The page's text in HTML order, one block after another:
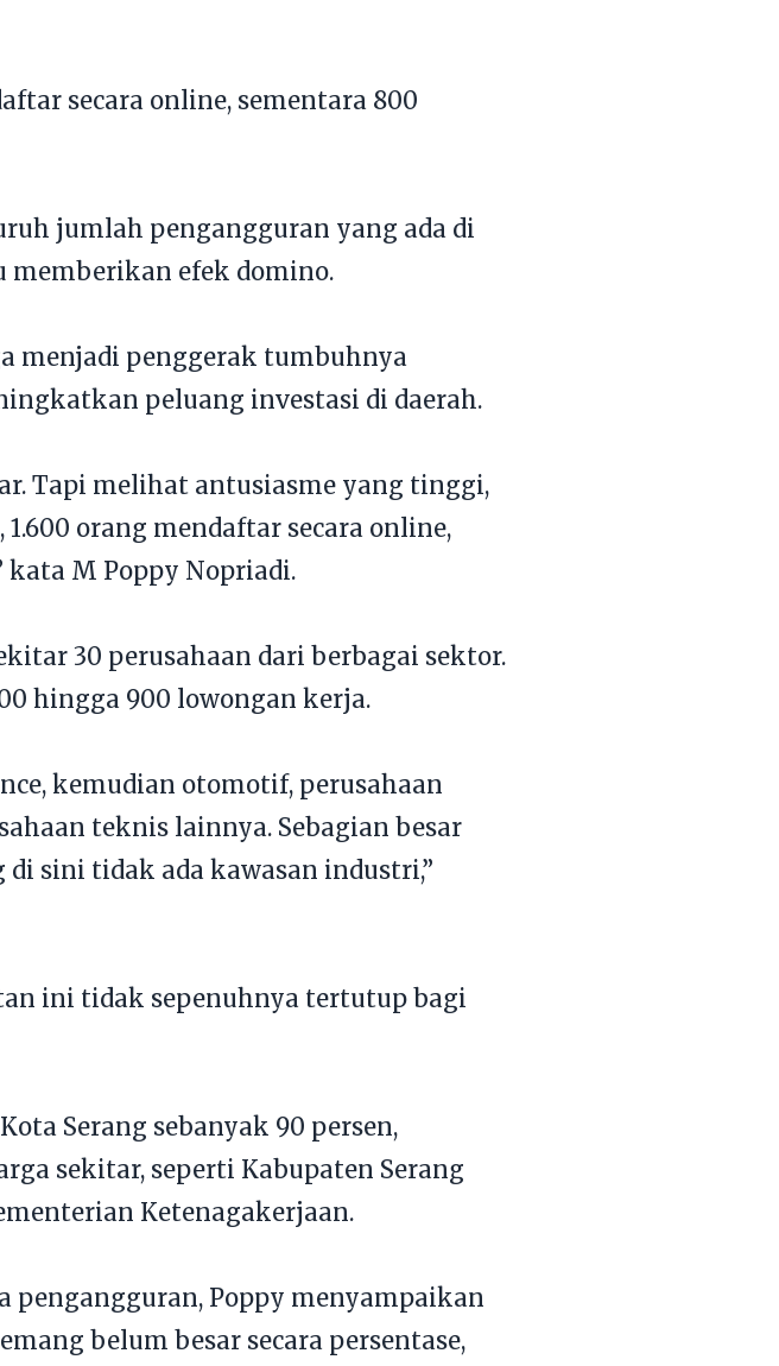
secara online, sementara 800
jumlah pengangguran yang ada di
memberikan efek domino.
menjadi penggerak tumbuhnya
peluang investasi di daerah.
Tapi melihat antusiasme yang tinggi,
orang mendaftar secara online,
kata M Poppy Nopriadi.
30 perusahaan dari berbagai sektor.
hingga 900 lowongan kerja.
kemudian otomotif, perusahaan
teknis lainnya. Sebagian besar
sini tidak ada kawasan industri,”
ini tidak sepenuhnya tertutup bagi
Serang sebanyak 90 persen,
sekitar, seperti Kabupaten Serang
Ketenagakerjaan.
pengangguran, Poppy menyampaikan
belum besar secara persentase,